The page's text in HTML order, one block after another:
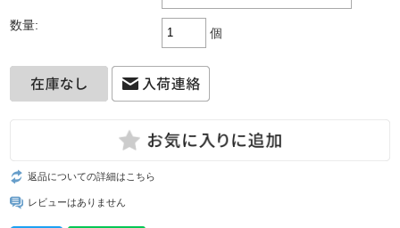
数量:
個
返品についての詳細はこちら
レビューはありません